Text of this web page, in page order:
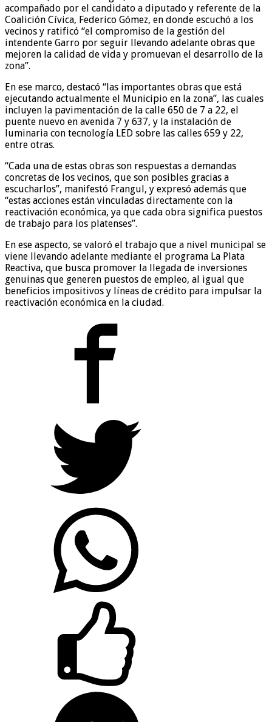
acompañado por el candidato a diputado y referente de la
Coalición Cívica, Federico Gómez, en donde escuchó a los
vecinos y ratificó “el compromiso de la gestión del
intendente Garro por seguir llevando adelante obras que
mejoren la calidad de vida y promuevan el desarrollo de la
zona”.
En ese marco, destacó “las importantes obras que está
ejecutando actualmente el Municipio en la zona”, las cuales
incluyen la pavimentación de la calle 650 de 7 a 22, el
puente nuevo en avenida 7 y 637, y la instalación de
luminaria con tecnología LED sobre las calles 659 y 22,
entre otras.
“Cada una de estas obras son respuestas a demandas
concretas de los vecinos, que son posibles gracias a
escucharlos”, manifestó Frangul, y expresó además que
“estas acciones están vinculadas directamente con la
reactivación económica, ya que cada obra significa puestos
de trabajo para los platenses”.
En ese aspecto, se valoró el trabajo que a nivel municipal se
viene llevando adelante mediante el programa La Plata
Reactiva, que busca promover la llegada de inversiones
genuinas que generen puestos de empleo, al igual que
beneficios impositivos y líneas de crédito para impulsar la
reactivación económica en la ciudad.